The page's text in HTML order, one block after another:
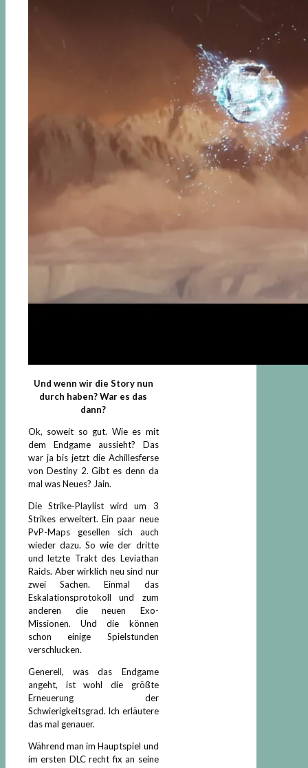
Und wenn wir die Story nun
durch haben? War es das
dann?
Ok, soweit so gut. Wie es mit
dem Endgame aussieht? Das
war ja bis jetzt die Achillesferse
von Destiny 2. Gibt es denn da
mal was Neues? Jain.
Die Strike-Playlist wird um 3
Strikes erweitert. Ein paar neue
PvP-Maps gesellen sich auch
wieder dazu. So wie der dritte
und letzte Trakt des Leviathan
Raids. Aber wirklich neu sind nur
zwei Sachen. Einmal das
Eskalationsprotokoll und zum
anderen die neuen Exo-
Missionen. Und die können
schon einige Spielstunden
verschlucken.
Generell, was das Endgame
angeht, ist wohl die größte
Erneuerung der
Schwierigkeitsgrad. Ich erläutere
das mal genauer.
Während man im Hauptspiel und
im ersten DLC recht fix an seine